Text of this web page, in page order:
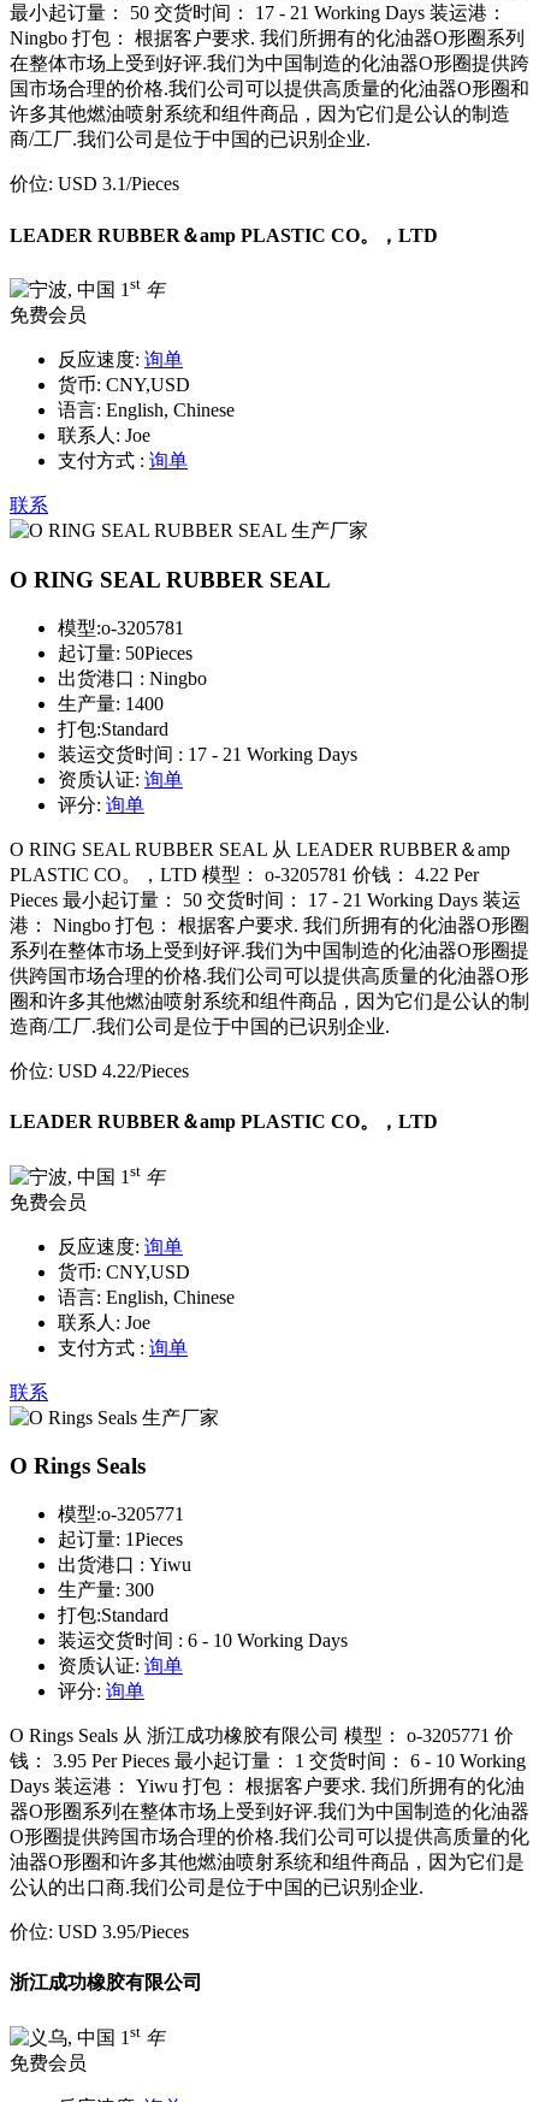
最小起订量： 50 交货时间： 17 - 21 Working Days 装运港：
Ningbo 打包： 根据客户要求. 我们所拥有的化油器O形圈系列
在整体市场上受到好评.我们为中国制造的化油器O形圈提供跨
国市场合理的价格.我们公司可以提供高质量的化油器O形圈和
许多其他燃油喷射系统和组件商品，因为它们是公认的制造
商/工厂.我们公司是位于中国的已识别企业.
价位: USD 3.1/Pieces
LEADER RUBBER＆amp PLASTIC CO。，LTD
1 st 年
免费会员
反应速度: 询单
货币: CNY,USD
语言: English, Chinese
联系人: Joe
支付方式 : 询单
联系
O RING SEAL RUBBER SEAL
模型:o-3205781
起订量: 50Pieces
出货港口 : Ningbo
生产量: 1400
打包:Standard
装运交货时间 : 17 - 21 Working Days
资质认证: 询单
评分: 询单
O RING SEAL RUBBER SEAL 从 LEADER RUBBER＆amp
PLASTIC CO。，LTD 模型： o-3205781 价钱： 4.22 Per
Pieces 最小起订量： 50 交货时间： 17 - 21 Working Days 装运
港： Ningbo 打包： 根据客户要求. 我们所拥有的化油器O形圈
系列在整体市场上受到好评.我们为中国制造的化油器O形圈提
供跨国市场合理的价格.我们公司可以提供高质量的化油器O形
圈和许多其他燃油喷射系统和组件商品，因为它们是公认的制
造商/工厂.我们公司是位于中国的已识别企业.
价位: USD 4.22/Pieces
LEADER RUBBER＆amp PLASTIC CO。，LTD
1 st 年
免费会员
反应速度: 询单
货币: CNY,USD
语言: English, Chinese
联系人: Joe
支付方式 : 询单
联系
O Rings Seals
模型:o-3205771
起订量: 1Pieces
出货港口 : Yiwu
生产量: 300
打包:Standard
装运交货时间 : 6 - 10 Working Days
资质认证: 询单
评分: 询单
O Rings Seals 从 浙江成功橡胶有限公司 模型： o-3205771 价
钱： 3.95 Per Pieces 最小起订量： 1 交货时间： 6 - 10 Working
Days 装运港： Yiwu 打包： 根据客户要求. 我们所拥有的化油
器O形圈系列在整体市场上受到好评.我们为中国制造的化油器
O形圈提供跨国市场合理的价格.我们公司可以提供高质量的化
油器O形圈和许多其他燃油喷射系统和组件商品，因为它们是
公认的出口商.我们公司是位于中国的已识别企业.
价位: USD 3.95/Pieces
浙江成功橡胶有限公司
1 st 年
免费会员